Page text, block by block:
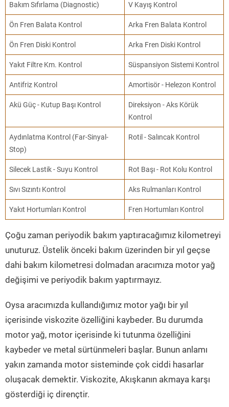
Bakım Sıfırlama (Diagnostic) V Kayış Kontrol
Ön Fren Balata Kontrol Arka Fren Balata Kontrol
Ön Fren Diski Kontrol Arka Fren Diski Kontrol
Yakıt Filtre Km. Kontrol Süspansiyon Sistemi Kontrol
Antifriz Kontrol Amortisör - Helezon Kontrol
Akü Güç - Kutup Başı Kontrol
Direksiyon - Aks Körük
Kontrol
Aydınlatma Kontrol (Far-Sinyal-
Stop)
Rotil - Salıncak Kontrol
Silecek Lastik - Suyu Kontrol Rot Başı - Rot Kolu Kontrol
Sıvı Sızıntı Kontrol Aks Rulmanları Kontrol
Yakıt Hortumları Kontrol Fren Hortumları Kontrol
Çoğu zaman periyodik bakım yaptıracağımız kilometreyi
unuturuz. Üstelik önceki bakım üzerinden bir yıl geçse
dahi bakım kilometresi dolmadan aracımıza motor yağ
değişimi ve periyodik bakım yaptırmayız.
Oysa aracımızda kullandığımız motor yağı bir yıl
içerisinde viskozite özelliğini kaybeder. Bu durumda
motor yağ, motor içerisinde ki tutunma özelliğini
kaybeder ve metal sürtünmeleri başlar. Bunun anlamı
yakın zamanda motor sisteminde çok ciddi hasarlar
oluşacak demektir. Viskozite, Akışkanın akmaya karşı
gösterdiği iç dirençtir.